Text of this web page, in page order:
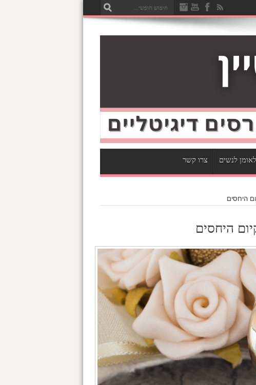
לנשים צרו קשר
היחסים
היחסים